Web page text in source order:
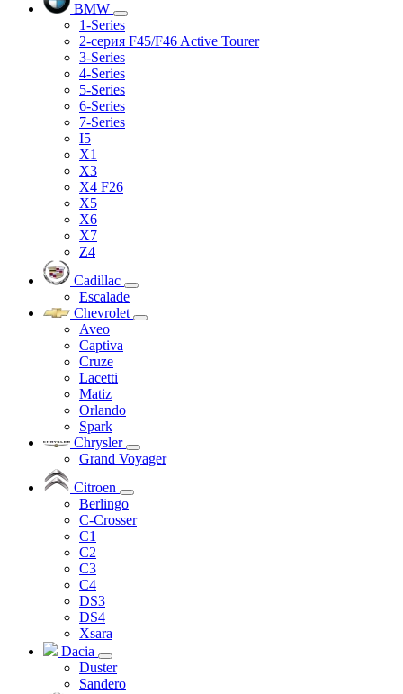
BMW
1-Series
2-серия F45/F46 Active Tourer
3-Series
4-Series
5-Series
6-Series
7-Series
I5
X1
X3
X4 F26
X5
X6
X7
Z4
Cadillac
Escalade
Chevrolet
Aveo
Captiva
Cruze
Lacetti
Matiz
Orlando
Spark
Chrysler
Grand Voyager
Citroen
Berlingo
C-Crosser
C1
C2
C3
C4
DS3
DS4
Xsara
Dacia
Duster
Sandero